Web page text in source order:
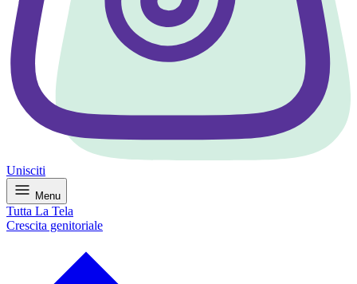
Unisciti
Menu
Tutta La Tela
Crescita genitoriale